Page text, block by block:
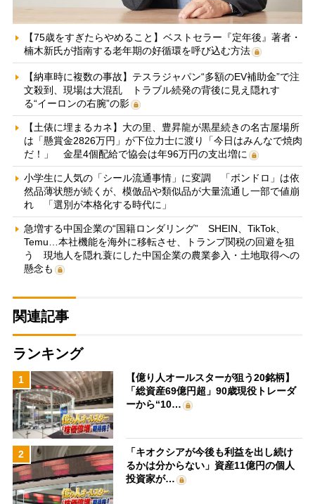
【75歳をすぎたらやめること】ベストセラー『定年後』著者・
楠木新氏が指南する老年期の好循環を呼び込む方法
【納車時に複数の事故】テスラジャパン“多額のEV補助金”で注
文殺到、現場は大混乱 トラブル続発の背後に見え隠れす
る“イーロンの右腕”の影
【土俵に埋まるカネ】大の里、豊昇龍が黒星続きの名古屋場所
は「懸賞金2826万円」が下位力士に渡り「今日はみんなで焼肉
だ！」 金星4個配給で協会は年96万円の支出増に
小学生に人気の「シール流通事情」に変調 「ボンドロ」は依
然品薄状態が続くが、模倣品や類似品が大量流通し一部で値崩
れ 「選別が本格化する時代に」
急増する中国企業の“国籍ロンダリング” SHEIN、TikTok、
Temu…本社機能を海外に移転させ、トランプ関税の回避を狙
う 現地人を隠れ蓑にした中国企業の農業参入・土地取得への
懸念も
関連記事
ランキング
1
【億り人オールスターが狙う20銘柄】
「総資産69億円超」90歳現役トレーダ
ーから“10…
2
「キオクシアが今後も利益を出し続け
るかは分からない」資産11億円の個人
投資家が…